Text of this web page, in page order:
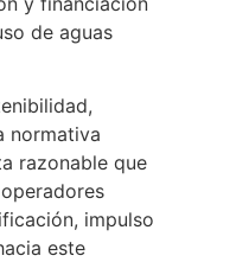
de aguas
normativa
razonable que
impulso
este